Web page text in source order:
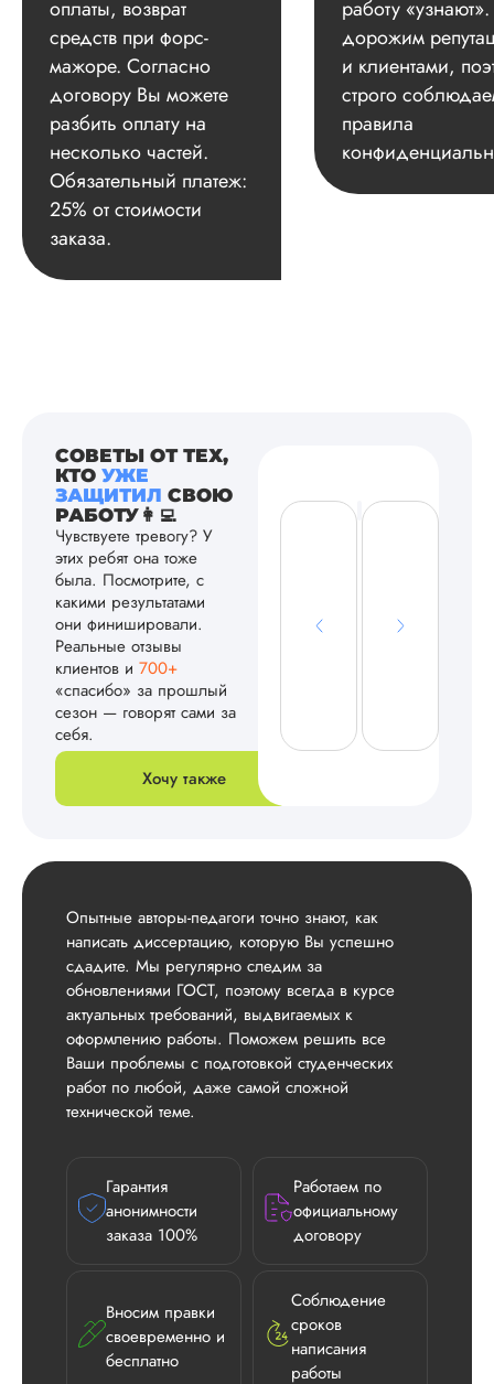
оплаты, возврат
средств при форс-
мажоре. Согласно
договору Вы можете
разбить оплату на
несколько частей.
Обязательный платеж:
25% от стоимости
заказа.
работу
дорожим
и клиентами,
строго
правила
СОВЕТЫ ОТ ТЕХ,
КТО УЖЕ
ЗАЩИТИЛ СВОЮ
РАБОТУ👩‍💻
Чувствуете тревогу? У
этих ребят она тоже
была. Посмотрите, с
какими результатами
они финишировали.
Реальные отзывы
клиентов и 700+
«спасибо» за прошлый
сезон — говорят сами за
себя.
Хочу также
Опытные авторы-педагоги точно знают, как
написать диссертацию, которую Вы успешно
сдадите. Мы регулярно следим за
обновлениями ГОСТ, поэтому всегда в курсе
актуальных требований, выдвигаемых к
оформлению работы. Поможем решить все
Ваши проблемы с подготовкой студенческих
работ по любой, даже самой сложной
технической теме.
Гарантия
анонимности
заказа 100%
Работаем по
официальному
договору
Вносим правки
своевременно и
бесплатно
Соблюдение
сроков
написания
работы